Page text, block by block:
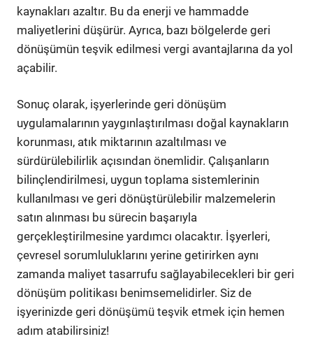
kaynakları azaltır. Bu da enerji ve hammadde
maliyetlerini düşürür. Ayrıca, bazı bölgelerde geri
dönüşümün teşvik edilmesi vergi avantajlarına da yol
açabilir.
Sonuç olarak, işyerlerinde geri dönüşüm
uygulamalarının yaygınlaştırılması doğal kaynakların
korunması, atık miktarının azaltılması ve
sürdürülebilirlik açısından önemlidir. Çalışanların
bilinçlendirilmesi, uygun toplama sistemlerinin
kullanılması ve geri dönüştürülebilir malzemelerin
satın alınması bu sürecin başarıyla
gerçekleştirilmesine yardımcı olacaktır. İşyerleri,
çevresel sorumluluklarını yerine getirirken aynı
zamanda maliyet tasarrufu sağlayabilecekleri bir geri
dönüşüm politikası benimsemelidirler. Siz de
işyerinizde geri dönüşümü teşvik etmek için hemen
adım atabilirsiniz!